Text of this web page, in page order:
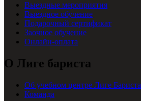
Выездные мероприятия
Выездное обучение
Подарочный сертификат
Заочное обучение
Онлайн-оплата
О Лиге бариста
Об учебном центре Лиге Бариста
Команда